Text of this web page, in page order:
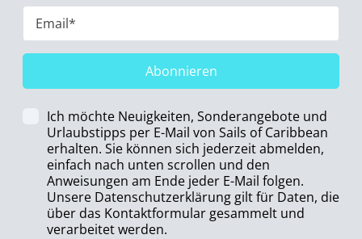
Abonnieren
Ich möchte Neuigkeiten, Sonderangebote und
Urlaubstipps per E-Mail von Sails of Caribbean
erhalten. Sie können sich jederzeit abmelden,
einfach nach unten scrollen und den
Anweisungen am Ende jeder E-Mail folgen.
Unsere Datenschutzerklärung gilt für Daten, die
über das Kontaktformular gesammelt und
verarbeitet werden.